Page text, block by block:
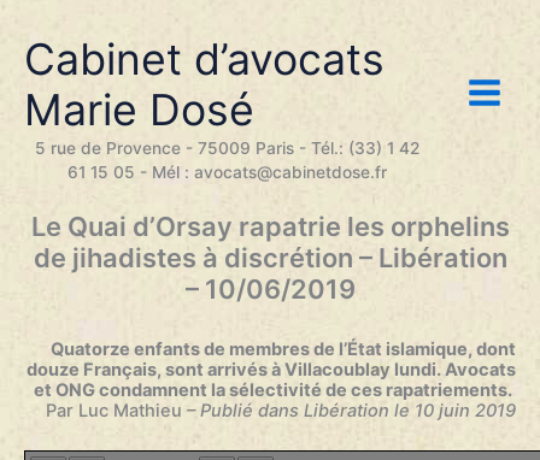
contenu
Cabinet d’avocats
Marie Dosé
5 rue de Provence - 75009 Paris - Tél.: (33) 1 42
61 15 05 - Mél : avocats@cabinetdose.fr
Le Quai d’Orsay rapatrie les orphelins
de jihadistes à discrétion – Libération
– 10/06/2019
Quatorze enfants de membres de l’État islamique, dont
douze Français, sont arrivés à Villacoublay lundi. Avocats
et ONG condamnent la sélectivité de ces rapatriements.
Par Luc Mathieu – Publié dans Libération le 10 juin 2019